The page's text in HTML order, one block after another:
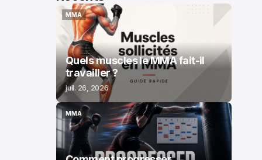
MMA
MMA
Quels muscles le MMA fait-il
travailler ?
juil. 26, 2026
MMA
MMA